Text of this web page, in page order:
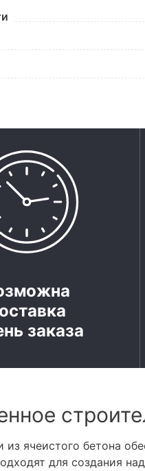
заказа
из ячеистого бетона
для создания